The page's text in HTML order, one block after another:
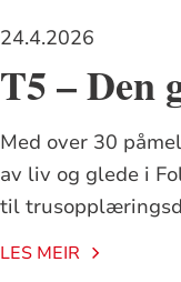
24.4.2026
T5 – Den
Med over 30
av liv og glede i
til
LES MEIR